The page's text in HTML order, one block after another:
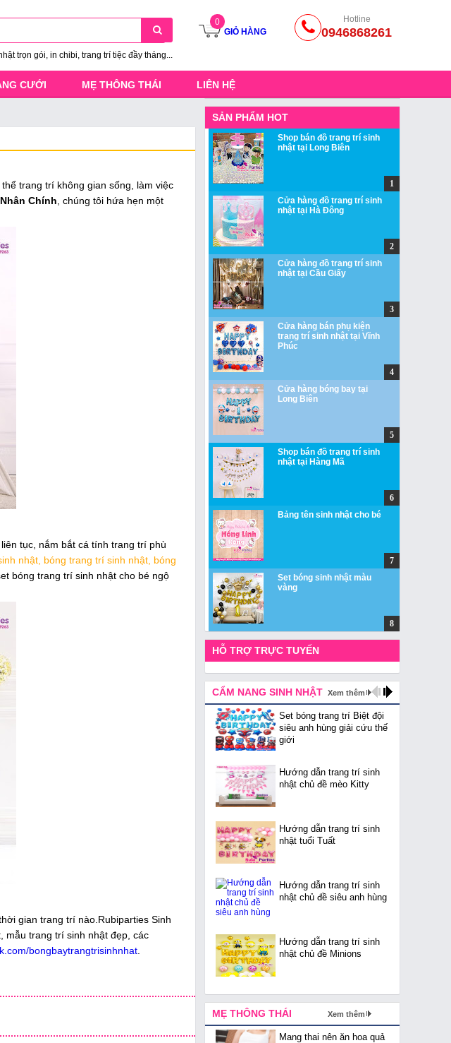
trọn gói, in chibi, trang trí tiệc đầy tháng...
0
GIỎ HÀNG
Hotline
0946868261
CƯỚI MẸ THÔNG THÁI LIÊN HỆ
trang trí không gian sống, làm việc
Chính , chúng tôi hứa hẹn một
tục, nắm bắt cá tính trang trí phù
nhật, bóng trang trí sinh nhật, bóng
bóng trang trí sinh nhật cho bé ngộ
gian trang trí nào.Rubiparties Sinh
mẫu trang trí sinh nhật đẹp, các
bongbaytrangtrisinhnhat
SẢN PHẨM HOT
Shop bán đồ trang trí sinh
nhật tại Long Biên
Cửa hàng đồ trang trí sinh
nhật tại Hà Đông
Cửa hàng đồ trang trí sinh
nhật tại Cầu Giấy
Cửa hàng bán phụ kiện
trang trí sinh nhật tại Vĩnh
Phúc
Cửa hàng bóng bay tại
Long Biên
Shop bán đồ trang trí sinh
nhật tại Hàng Mã
Bảng tên sinh nhật cho bé
Set bóng sinh nhật màu
vàng
HỖ TRỢ TRỰC TUYẾN
CẨM NANG SINH NHẬT Xem thêm
Set bóng trang trí Biệt đội
siêu anh hùng giải cứu thế
giới
Hướng dẫn trang trí sinh
nhật chủ đề mèo Kitty
Hướng dẫn trang trí sinh
nhật tuổi Tuất
Hướng dẫn trang trí sinh
nhật chủ đề siêu anh hùng
Hướng dẫn trang trí sinh
nhật chủ đề Minions
MẸ THÔNG THÁI Xem thêm
Mang thai nên ăn hoa quả